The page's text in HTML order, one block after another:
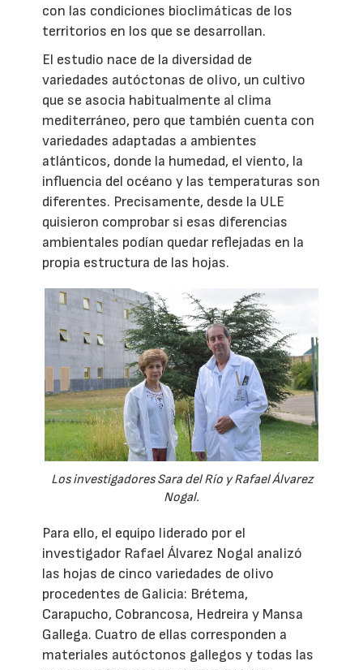
con las condiciones bioclimáticas de los
territorios en los que se desarrollan.
El estudio nace de la diversidad de
variedades autóctonas de olivo, un cultivo
que se asocia habitualmente al clima
mediterráneo, pero que también cuenta con
variedades adaptadas a ambientes
atlánticos, donde la humedad, el viento, la
influencia del océano y las temperaturas son
diferentes. Precisamente, desde la ULE
quisieron comprobar si esas diferencias
ambientales podían quedar reflejadas en la
propia estructura de las hojas.
Los investigadores Sara del Río y Rafael Álvarez
Nogal.
Para ello, el equipo liderado por el
investigador Rafael Álvarez Nogal analizó
las hojas de cinco variedades de olivo
procedentes de Galicia: Brétema,
Carapucho, Cobrancosa, Hedreira y Mansa
Gallega. Cuatro de ellas corresponden a
materiales autóctonos gallegos y todas las